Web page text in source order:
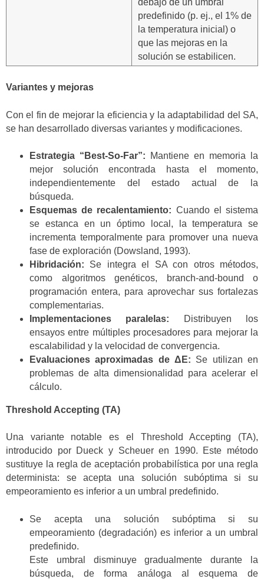
debajo de un umbral
predefinido (p. ej., el 1% de
la temperatura inicial) o
que las mejoras en la
solución se estabilicen.
Variantes y mejoras
Con el fin de mejorar la eficiencia y la adaptabilidad del SA,
se han desarrollado diversas variantes y modificaciones.
Estrategia “Best-So-Far”: Mantiene en memoria la
mejor solución encontrada hasta el momento,
independientemente del estado actual de la
búsqueda.
Esquemas de recalentamiento: Cuando el sistema
se estanca en un óptimo local, la temperatura se
incrementa temporalmente para promover una nueva
fase de exploración (Dowsland, 1993).
Hibridación: Se integra el SA con otros métodos,
como algoritmos genéticos, branch-and-bound o
programación entera, para aprovechar sus fortalezas
complementarias.
Implementaciones paralelas: Distribuyen los
ensayos entre múltiples procesadores para mejorar la
escalabilidad y la velocidad de convergencia.
Evaluaciones aproximadas de ΔE: Se utilizan en
problemas de alta dimensionalidad para acelerar el
cálculo.
Threshold Accepting (TA)
Una variante notable es el Threshold Accepting (TA),
introducido por Dueck y Scheuer en 1990. Este método
sustituye la regla de aceptación probabilística por una regla
determinista: se acepta una solución subóptima si su
empeoramiento es inferior a un umbral predefinido.
Se acepta una solución subóptima si su
empeoramiento (degradación) es inferior a un umbral
predefinido.
Este umbral disminuye gradualmente durante la
búsqueda, de forma análoga al esquema de